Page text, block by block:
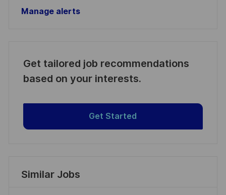
Manage alerts
Get tailored job recommendations
based on your interests.
Get Started
Similar Jobs